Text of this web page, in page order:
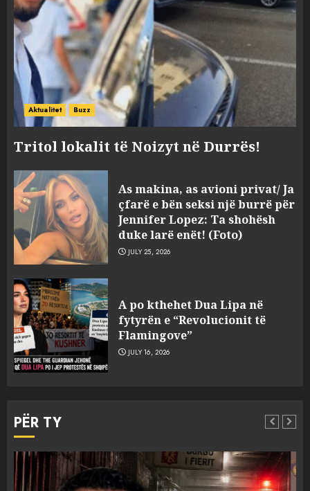
Aktualitet Buzz
Tritol lokalit të Noizyt në Durrës!
As makina, as avioni privat/ Ja
çfarë e bën seksi një burrë për
Jennifer Lopez: Ta shohësh
duke larë enët! (Foto)
JULY 25, 2026
A po kthehet Dua Lipa në
fytyrën e “Revolucionit të
Flamingove”
JULY 16, 2026
PËR TY
3
racist në rrjetet sociale ndaj
gazetarit grek me origjinë
shqiptare: Je mysafir këtu,
nuk duhet të flasësh!
4
burgosur përfundojnë në